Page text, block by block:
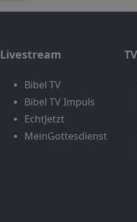
Livestream
Bibel TV
Bibel TV Impuls
EchtJetzt
MeinGottesdienst